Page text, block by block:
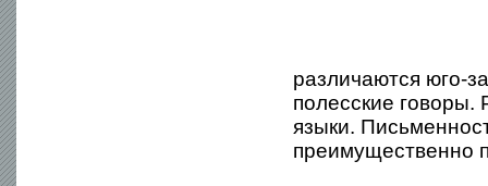
различаются юго-
полесские говоры.
языки.
преимущественно